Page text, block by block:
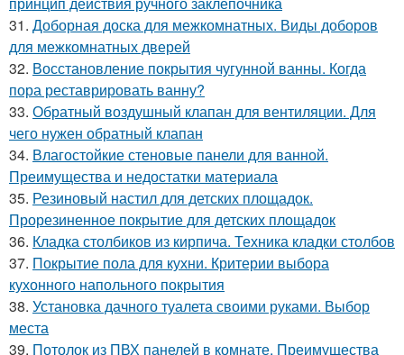
31. Доборная доска для межкомнатных. Виды доборов
для межкомнатных дверей
32. Восстановление покрытия чугунной ванны. Когда
пора реставрировать ванну?
33. Обратный воздушный клапан для вентиляции. Для
чего нужен обратный клапан
34. Влагостойкие стеновые панели для ванной.
Преимущества и недостатки материала
35. Резиновый настил для детских площадок.
Прорезиненное покрытие для детских площадок
36. Кладка столбиков из кирпича. Техника кладки столбов
37. Покрытие пола для кухни. Критерии выбора
кухонного напольного покрытия
38. Установка дачного туалета своими руками. Выбор
места
39. Потолок из ПВХ панелей в комнате. Преимущества